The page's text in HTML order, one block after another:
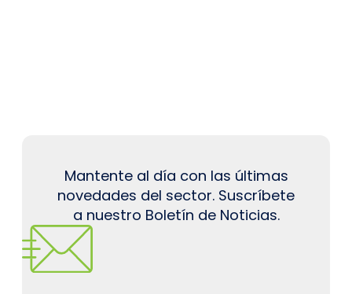
Mantente al día con las últimas
novedades del sector. Suscríbete
a nuestro Boletín de Noticias.